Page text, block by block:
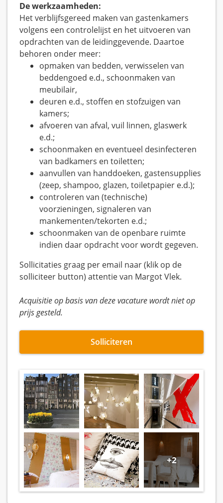
De werkzaamheden:
Het verblijfsgereed maken van gastenkamers
volgens een controlelijst en het uitvoeren van
opdrachten van de leidinggevende. Daartoe
behoren onder meer:
opmaken van bedden, verwisselen van
beddengoed e.d., schoonmaken van
meubilair,
deuren e.d., stoffen en stofzuigen van
kamers;
afvoeren van afval, vuil linnen, glaswerk
e.d.;
schoonmaken en eventueel desinfecteren
van badkamers en toiletten;
aanvullen van handdoeken, gastensupplies
(zeep, shampoo, glazen, toiletpapier e.d.);
controleren van (technische)
voorzieningen, signaleren van
mankementen/tekorten e.d.;
schoonmaken van de openbare ruimte
indien daar opdracht voor wordt gegeven.
Sollicitaties graag per email naar (klik op de
solliciteer button) attentie van Margot Vlek.
Acquisitie op basis van deze vacature wordt niet op
prijs gesteld.
Solliciteren
+2